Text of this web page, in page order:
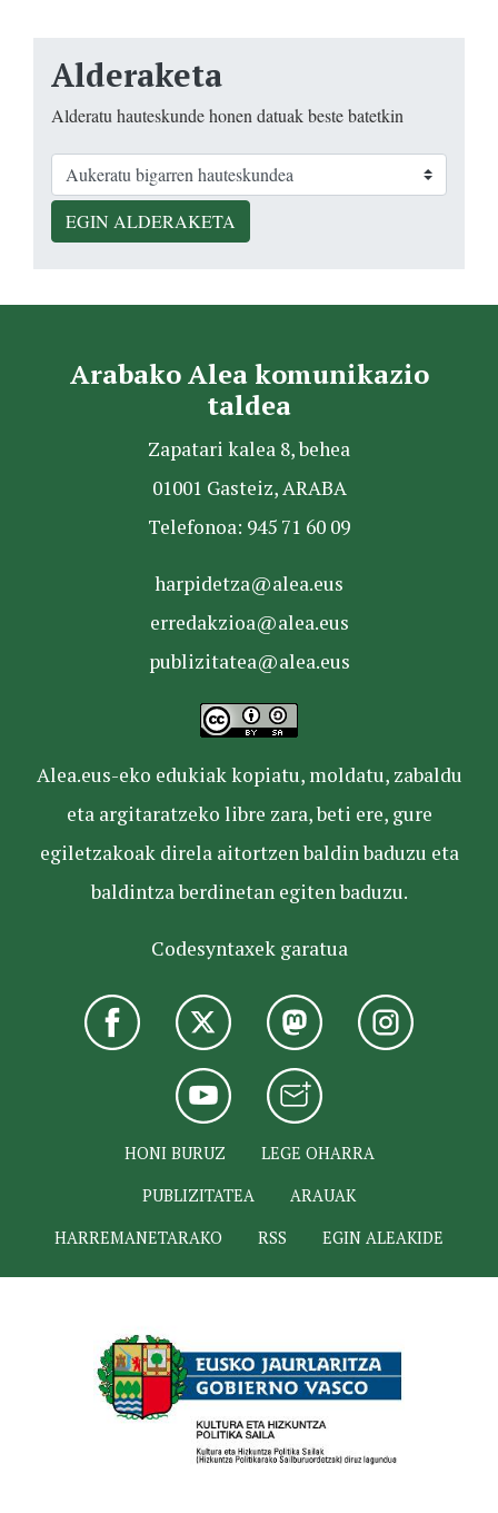
Alderaketa
Alderatu hauteskunde honen datuak beste batetkin
EGIN ALDERAKETA
Arabako Alea komunikazio
taldea
Zapatari kalea 8, behea
01001 Gasteiz, ARABA
Telefonoa: 945 71 60 09
harpidetza@alea.eus
erredakzioa@alea.eus
publizitatea@alea.eus
Alea.eus-eko edukiak kopiatu, moldatu, zabaldu
eta argitaratzeko libre zara, beti ere, gure
egiletzakoak direla aitortzen baldin baduzu eta
baldintza berdinetan egiten baduzu.
Codesyntaxek garatua
HONI BURUZ
LEGE OHARRA
PUBLIZITATEA
ARAUAK
HARREMANETARAKO
RSS EGIN ALEAKIDE